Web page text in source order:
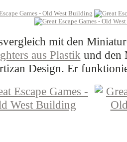
mit den
aus Plastik und den
Design. Er